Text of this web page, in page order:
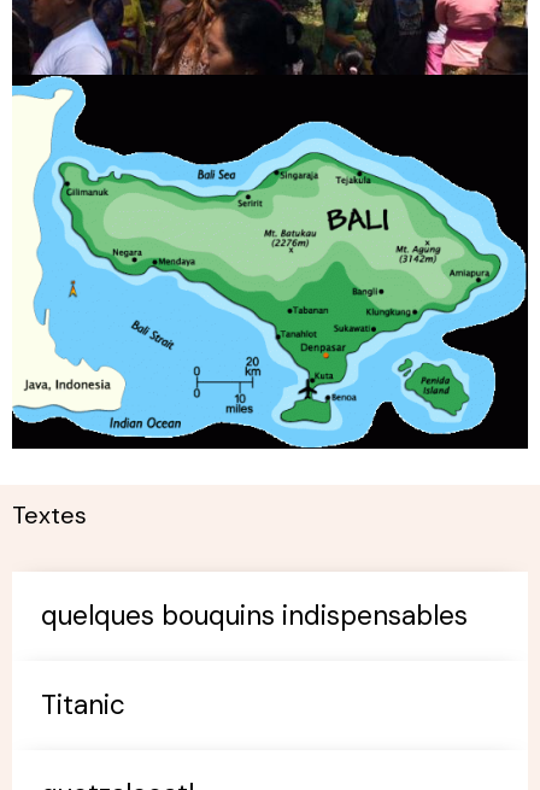
Textes
quelques bouquins indispensables
Titanic